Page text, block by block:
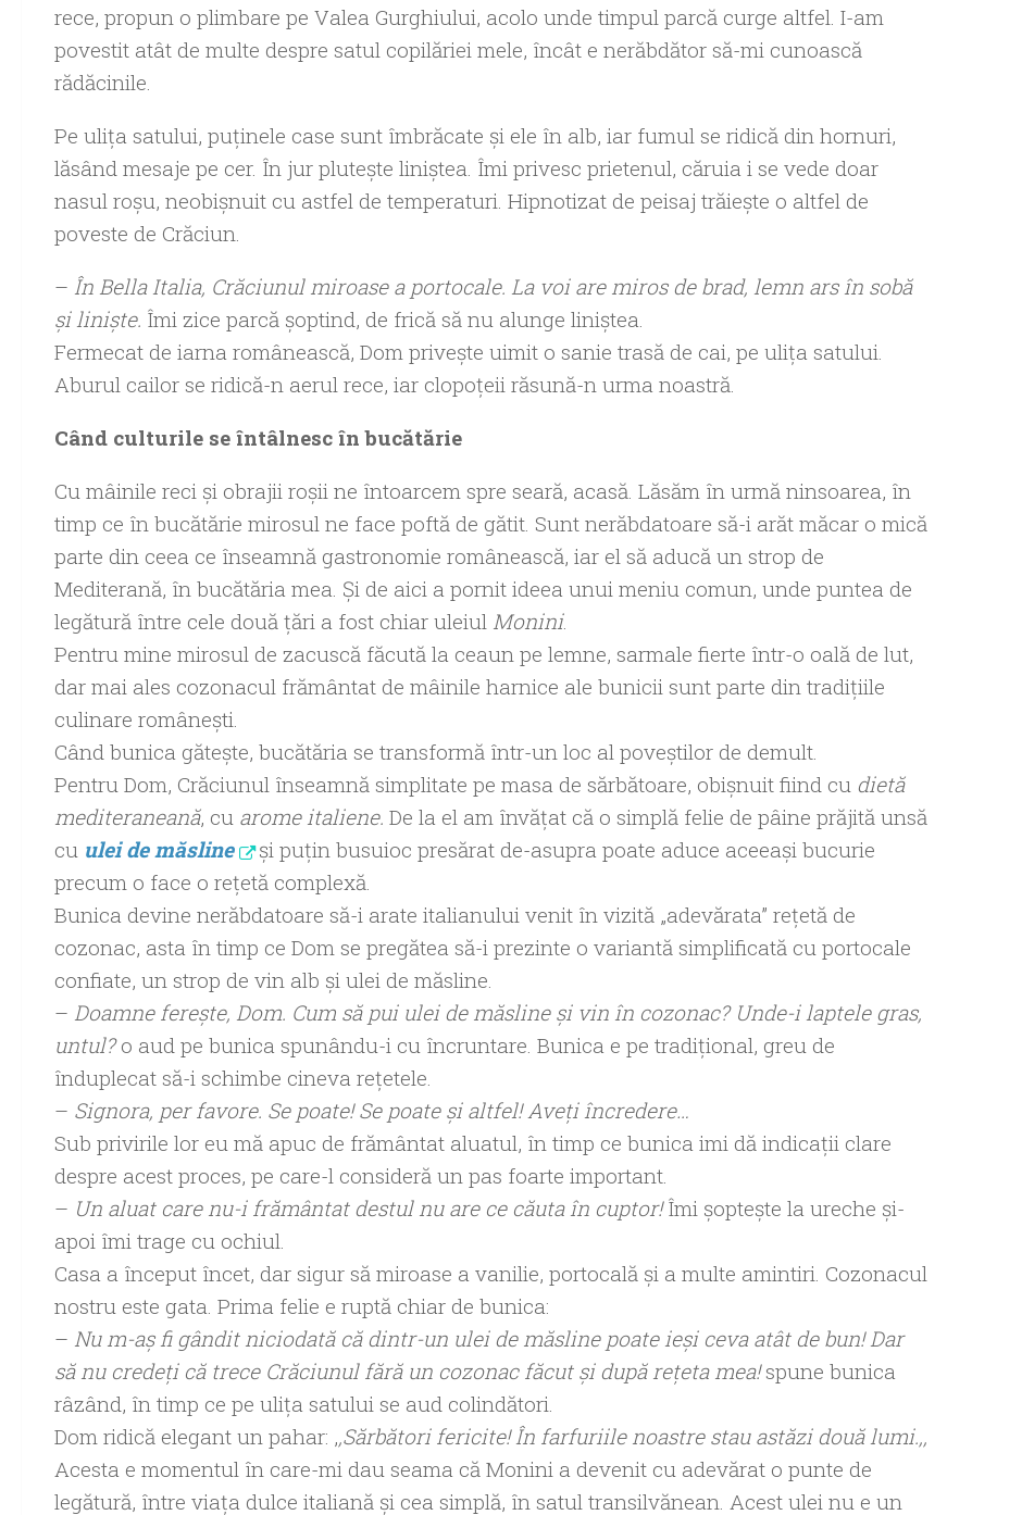
rece, propun o plimbare pe Valea Gurghiului, acolo unde timpul parcă curge altfel. I-am
povestit atât de multe despre satul copilăriei mele, încât e nerăbdător să-mi cunoască
rădăcinile.
Pe ulița satului, puținele case sunt îmbrăcate și ele în alb, iar fumul se ridică din hornuri,
lăsând mesaje pe cer. În jur plutește liniștea. Îmi privesc prietenul, căruia i se vede doar
nasul roșu, neobișnuit cu astfel de temperaturi. Hipnotizat de peisaj trăiește o altfel de
poveste de Crăciun.
– În Bella Italia, Crăciunul miroase a portocale. La voi are miros de brad, lemn ars în sobă
și liniște. Îmi zice parcă șoptind, de frică să nu alunge liniștea.
Fermecat de iarna românească, Dom privește uimit o sanie trasă de cai, pe ulița satului.
Aburul cailor se ridică-n aerul rece, iar clopoțeii răsună-n urma noastră.
Când culturile se întâlnesc în bucătărie
Cu mâinile reci și obrajii roșii ne întoarcem spre seară, acasă. Lăsăm în urmă ninsoarea, în
timp ce în bucătărie mirosul ne face poftă de gătit. Sunt nerăbdatoare să-i arăt măcar o mică
parte din ceea ce înseamnă gastronomie românească, iar el să aducă un strop de
Mediterană, în bucătăria mea. Și de aici a pornit ideea unui meniu comun, unde puntea de
legătură între cele două țări a fost chiar uleiul Monini.
Pentru mine mirosul de zacuscă făcută la ceaun pe lemne, sarmale fierte într-o oală de lut,
dar mai ales cozonacul frământat de mâinile harnice ale bunicii sunt parte din tradițiile
culinare românești.
Când bunica gătește, bucătăria se transformă într-un loc al poveștilor de demult.
Pentru Dom, Crăciunul înseamnă simplitate pe masa de sărbătoare, obișnuit fiind cu dietă
mediteraneană, cu arome italiene. De la el am învățat că o simplă felie de pâine prăjită unsă
cu ulei de măsline
și puțin busuioc presărat de-asupra poate aduce aceeași bucurie
precum o face o rețetă complexă.
Bunica devine nerăbdatoare să-i arate italianului venit în vizită „adevărata” rețetă de
cozonac, asta în timp ce Dom se pregătea să-i prezinte o variantă simplificată cu portocale
confiate, un strop de vin alb și ulei de măsline.
– Doamne ferește, Dom. Cum să pui ulei de măsline și vin în cozonac? Unde-i laptele gras,
untul?o aud pe bunica spunându-i cu încruntare. Bunica e pe tradițional, greu de
înduplecat să-i schimbe cineva rețetele.
– Signora, per favore. Se poate! Se poate și altfel! Aveți încredere…
Sub privirile lor eu mă apuc de frământat aluatul, în timp ce bunica imi dă indicații clare
despre acest proces, pe care-l consideră un pas foarte important.
– Un aluat care nu-i frământat destul nu are ce căuta în cuptor!Îmi șoptește la ureche și-
apoi îmi trage cu ochiul.
Casa a început încet, dar sigur să miroase a vanilie, portocală și a multe amintiri. Cozonacul
nostru este gata. Prima felie e ruptă chiar de bunica:
– Nu m-aș fi gândit niciodată că dintr-un ulei de măsline poate ieși ceva atât de bun! Dar
să nu credeți că trece Crăciunul fără un cozonac făcut și după rețeta mea!spune bunica
râzând, în timp ce pe ulița satului se aud colindători.
Dom ridică elegant un pahar: ,,Sărbători fericite! În farfuriile noastre stau astăzi două lumi.,,
Acesta e momentul în care-mi dau seama că Monini a devenit cu adevărat o punte de
legătură, între viața dulce italiană și cea simplă, în satul transilvănean. Acest ulei nu e un